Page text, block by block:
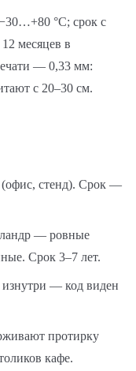
°C; срок с
месяцев в
— 0,33 мм:
с 20–30 см.
стенд). Срок —
— ровные
Срок 3–7 лет.
изнутри — код виден
протирку
кафе.